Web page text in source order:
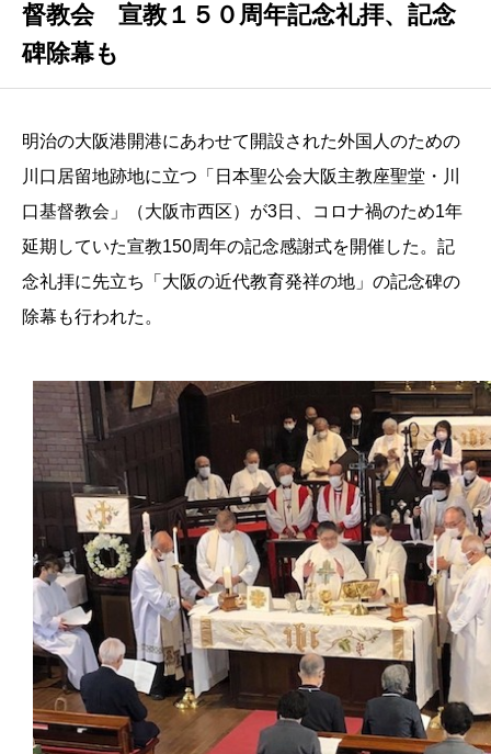
督教会 宣教１５０周年記念礼拝、記念
碑除幕も
明治の大阪港開港にあわせて開設された外国人のための
川口居留地跡地に立つ「日本聖公会大阪主教座聖堂・川
口基督教会」（大阪市西区）が3日、コロナ禍のため1年
延期していた宣教150周年の記念感謝式を開催した。記
念礼拝に先立ち「大阪の近代教育発祥の地」の記念碑の
除幕も行われた。